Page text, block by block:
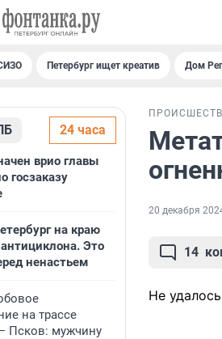
Петербург ищет креатив Дом
24 часа
врио главы
госзаказу
на краю
Это
ненастьем
на трассе
Псков: мужчину
20 декабря
14
Не